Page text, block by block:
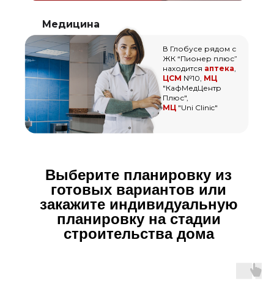
Медицина
В Глобусе рядом с
ЖК “Пионер плюс”
находится аптека,
ЦСМ №10, МЦ
"КафМедЦентр
Плюс",
МЦ "Uni Clinic"
Выберите планировку из
готовых вариантов или
закажите индивидуальную
планировку на стадии
строительства дома